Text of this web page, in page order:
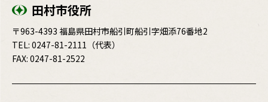
田村市役所
〒963-4393 福島県田村市船引町船引字畑添76番地2
TEL: 0247-81-2111 （代表）
FAX: 0247-81-2522